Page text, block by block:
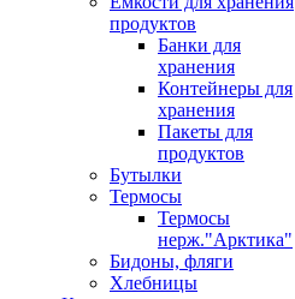
продуктов
Банки для
хранения
Контейнеры для
хранения
Пакеты для
продуктов
Бутылки
Термосы
Термосы
нерж."Арктика"
Бидоны, фляги
Хлебницы